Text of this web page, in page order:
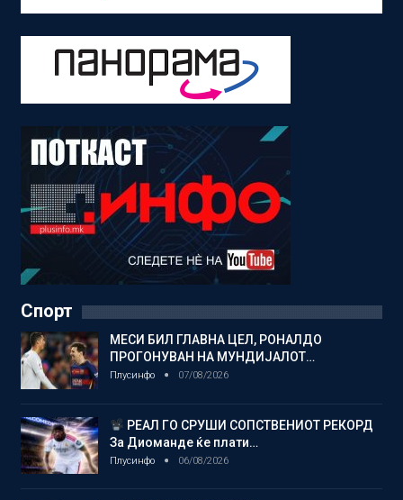
Спорт
МЕСИ БИЛ ГЛАВНА ЦЕЛ, РОНАЛДО
ПРОГОНУВАН НА МУНДИЈАЛОТ…
Плусинфо 07/08/2026
РЕАЛ ГО СРУШИ СОПСТВЕНИОТ РЕКОРД
За Диоманде ќе плати…
Плусинфо 06/08/2026